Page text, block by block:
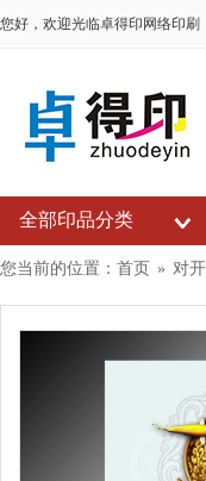
您好，欢迎光临卓得印网络印刷
全部印品分类
您当前的位置： 首页 » 对